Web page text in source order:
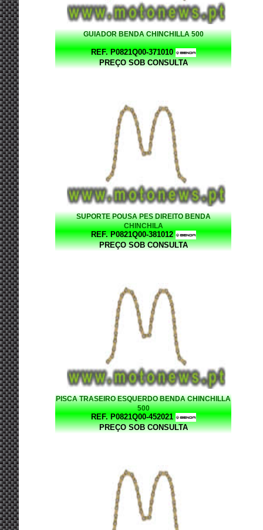
GUIADOR BENDA CHINCHILLA 500
REF. P0821Q00-371010
PREÇO SOB CONSULTA
SUPORTE POUSA PES DIREITO BENDA
CHINCHILA
REF. P0821Q00-381012
PREÇO SOB CONSULTA
PISCA TRASEIRO ESQUERDO BENDA CHINCHILLA
500
REF. P0821Q00-452021
PREÇO SOB CONSULTA